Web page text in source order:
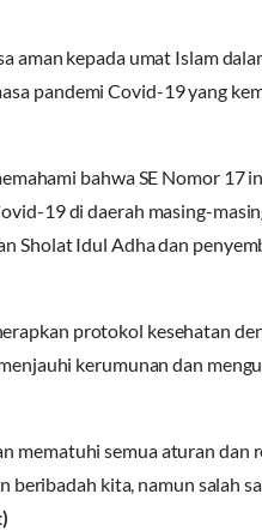
aman kepada umat Islam
pandemi Covid-19 yang
bahwa SE Nomor 17
19 di daerah masing-
Sholat Idul Adha dan
protokol kesehatan
kerumunan dan
mematuhi semua aturan dan
beribadah kita, namun salah